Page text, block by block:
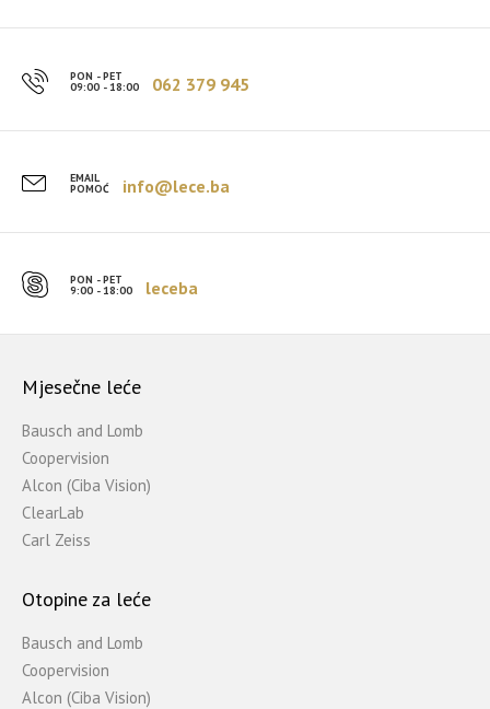
PON - PET
09:00 - 18:00 062 379 945
EMAIL
POMOĆ info@lece.ba
PON - PET
9:00 - 18:00 leceba
Mjesečne leće
Bausch and Lomb
Coopervision
Alcon (Ciba Vision)
ClearLab
Carl Zeiss
Otopine za leće
Bausch and Lomb
Coopervision
Alcon (Ciba Vision)